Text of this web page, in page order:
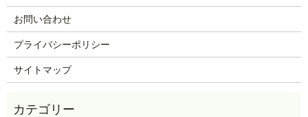
お問い合わせ
プライバシーポリシー
サイトマップ